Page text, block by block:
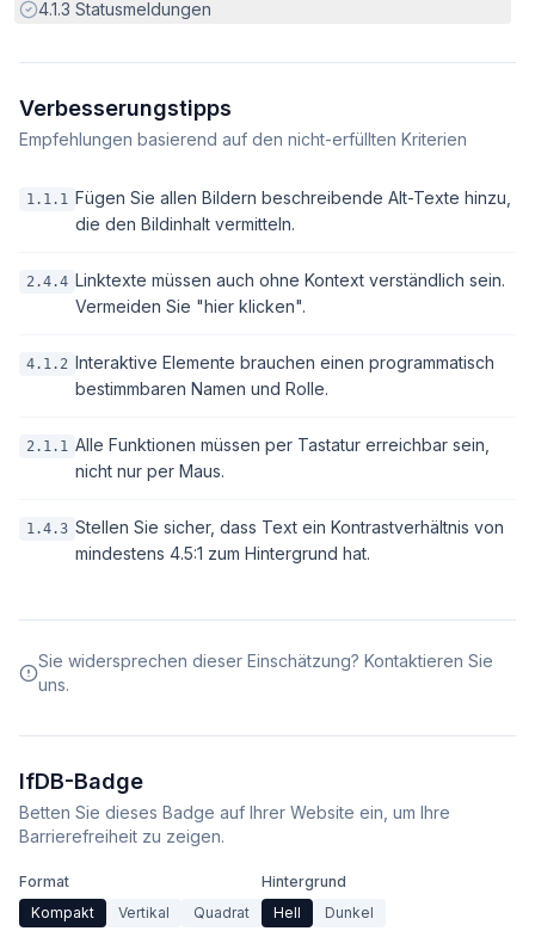
Erfüllt:
4.1.3 Statusmeldungen
Verbesserungstipps
Empfehlungen basierend auf den nicht-erfüllten Kriterien
1.1.1 Fügen Sie allen Bildern beschreibende Alt-Texte hinzu,
die den Bildinhalt vermitteln.
2.4.4 Linktexte müssen auch ohne Kontext verständlich sein.
Vermeiden Sie "hier klicken".
4.1.2 Interaktive Elemente brauchen einen programmatisch
bestimmbaren Namen und Rolle.
2.1.1 Alle Funktionen müssen per Tastatur erreichbar sein,
nicht nur per Maus.
1.4.3 Stellen Sie sicher, dass Text ein Kontrastverhältnis von
mindestens 4.5:1 zum Hintergrund hat.
Sie widersprechen dieser Einschätzung? Kontaktieren Sie
uns.
IfDB-Badge
Betten Sie dieses Badge auf Ihrer Website ein, um Ihre
Barrierefreiheit zu zeigen.
Format
Kompakt
Vertikal Quadrat
Hintergrund
Hell
Dunkel